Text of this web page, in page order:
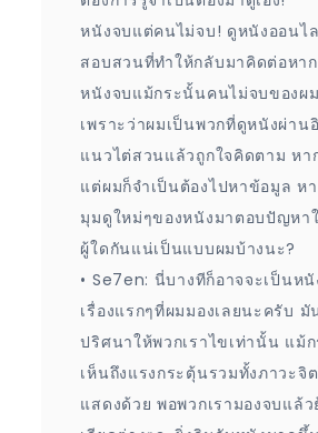
หนังจบแต่คนไม่จบ! ดูหนังออนไ
สอบสวนที่ทำให้กลับมาคิดต่อหา
หนังจบแม้กระนั้นคนไม่จบของผ
เพราะว่าผมเป็นพวกที่ดูหนังผ่าน
แนวไต่สวนแล้วถูกใจคิดตาม หา
แต่ผมก็จำเป็นต้องไปหาข้อมูล ห
มุมดูใหม่ๆของหนังมาตอบปัญหา
ผู้ใดกันแน่เป็นแบบผมบ้างนะ?
• Se7en: นี่บางทีก็อาจจะเป็นห
เรื่องแรกๆที่ผมมองเลยนะครับ
ปริศนาให้พวกเราไขเท่านั้น แม้
เห็นถึงแรงกระตุ้นรวมทั้งภาวะจิ
แสดงด้วย พอพวกเรามองจบแล้